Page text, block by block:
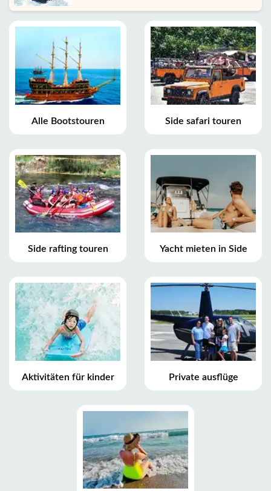
Alle Bootstouren Side safari touren
Side rafting touren Yacht mieten in Side
Aktivitäten für kinder Private ausflüge